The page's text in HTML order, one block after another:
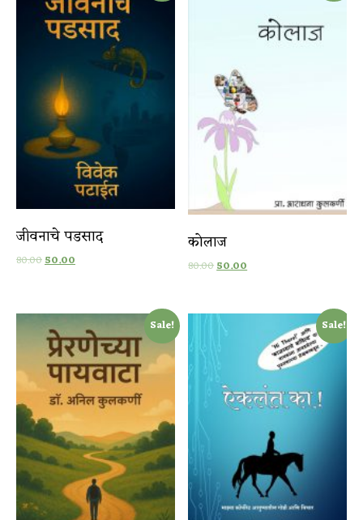
जीवनाचे पडसाद
80.0050.00
कोलाज
80.0050.00
Sale! Sale!